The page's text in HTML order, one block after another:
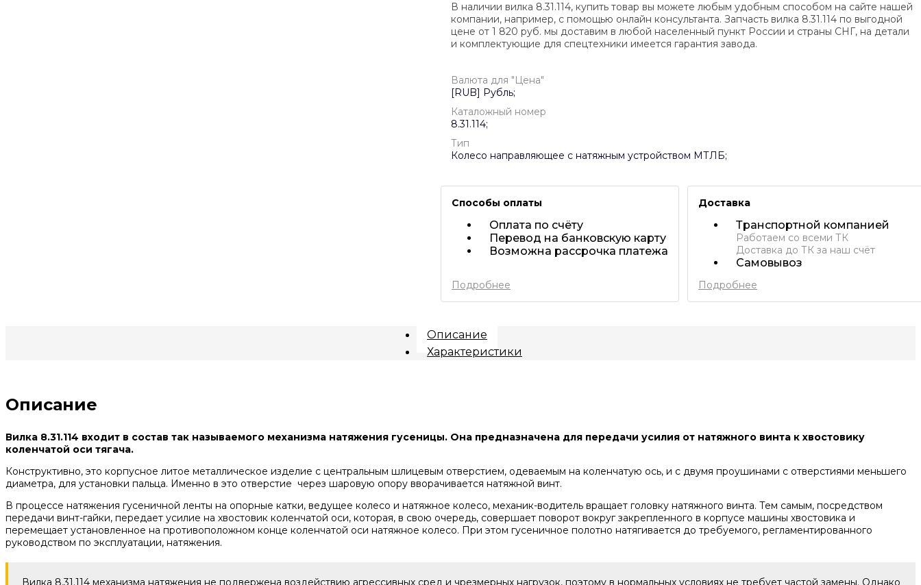
В наличии вилка 8.31.114, купить товар вы можете любым удобным способом на сайте нашей
компании, например, с помощью онлайн консультанта. Запчасть вилка 8.31.114 по выгодной
цене от 1 820 руб. мы доставим в любой населенный пункт России и страны СНГ, на детали
и комплектующие для спецтехники имеется гарантия завода.
Валюта для "Цена"
[RUB] Рубль;
Каталожный номер
8.31.114;
Тип
Колесо направляющее с натяжным устройством МТЛБ;
Способы оплаты
Оплата по счёту
Перевод на банковскую карту
Возможна рассрочка платежа
Подробнее
Доставка
Транспортной компанией
Работаем со всеми ТК
Доставка до ТК за наш счёт
Самовывоз
Подробнее
Описание
Характеристики
Описание
Вилка 8.31.114 входит в состав так называемого механизма натяжения гусеницы. Она предназначена для передачи усилия от натяжного винта к хвостовику
коленчатой оси тягача.
Конструктивно, это корпусное литое металлическое изделие с центральным шлицевым отверстием, одеваемым на коленчатую ось, и с двумя проушинами с отверстиями меньшего
диаметра, для установки пальца. Именно в это отверстие через шаровую опору вворачивается натяжной винт.
В процессе натяжения гусеничной ленты на опорные катки, ведущее колесо и натяжное колесо, механик-водитель вращает головку натяжного винта. Тем самым, посредством
передачи винт-гайки, передает усилие на хвостовик коленчатой оси, которая, в свою очередь, совершает поворот вокруг закрепленного в корпусе машины хвостовика и
перемещает установленное на противоположном конце коленчатой оси натяжное колесо. При этом гусеничное полотно натягивается до требуемого, регламентированного
руководством по эксплуатации, натяжения.
Вилка 8.31.114 механизма натяжения не подвержена воздействию агрессивных сред и чрезмерных нагрузок, поэтому в нормальных условиях не требует частой замены. Однако